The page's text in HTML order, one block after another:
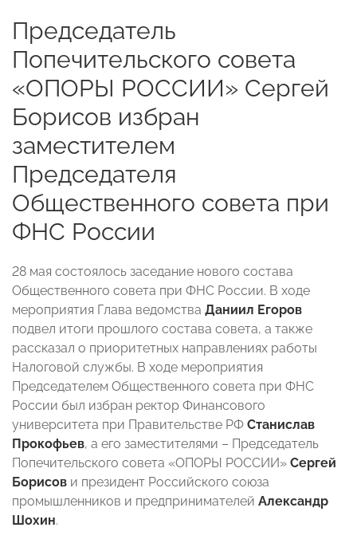
Председатель
Попечительского совета
«ОПОРЫ РОССИИ» Сергей
Борисов избран
заместителем
Председателя
Общественного совета при
ФНС России
28 мая состоялось заседание нового состава
Общественного совета при ФНС России. В ходе
мероприятия Глава ведомства Даниил Егоров
подвел итоги прошлого состава совета, а также
рассказал о приоритетных направлениях работы
Налоговой службы. В ходе мероприятия
Председателем Общественного совета при ФНС
России был избран ректор Финансового
университета при Правительстве РФ Станислав
Прокофьев, а его заместителями – Председатель
Попечительского совета «ОПОРЫ РОССИИ» Сергей
Борисов и президент Российского союза
промышленников и предпринимателей Александр
Шохин.